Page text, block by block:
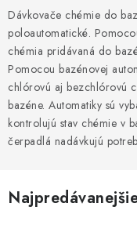
ZÁHRADA
VÝPREDAJ
KONTAKTY
Dávkovače chémie do
poloautomatické.
chémia pridávaná do
Pomocou bazénovej
chlórovú aj bezchlórovú
bazéne. Automatiky sú
kontrolujú stav chémie v
čerpadlá nadávkujú